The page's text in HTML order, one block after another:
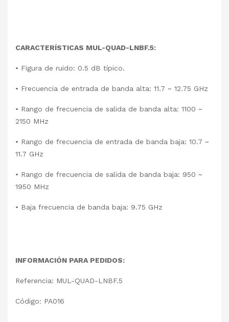
CARACTERÍSTICAS MUL-QUAD-LNBF.5:
• Figura de ruido: 0.5 dB típico.
• Frecuencia de entrada de banda alta: 11.7 ~ 12.75 GHz
• Rango de frecuencia de salida de banda alta: 1100 ~
2150 MHz
• Rango de frecuencia de entrada de banda baja: 10.7 ~
11.7 GHz
• Rango de frecuencia de salida de banda baja: 950 ~
1950 MHz
• Baja frecuencia de banda baja: 9.75 GHz
INFORMACIÓN PARA PEDIDOS:
Referencia: MUL-QUAD-LNBF.5
Código: PA016